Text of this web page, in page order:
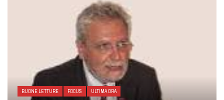
BUONE LETTURE FOCUS ULTIMA ORA